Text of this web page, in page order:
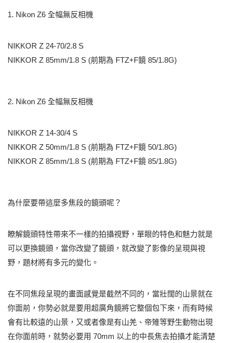
1. Nikon Z6 全幅無反相機
NIKKOR Z 24-70/2.8 S
NIKKOR Z 85mm/1.8 S (前期為 FTZ+F鏡 85/1.8G)
2. Nikon Z6 全幅無反相機
NIKKOR Z 14-30/4 S
NIKKOR Z 50mm/1.8 S (前期為 FTZ+F鏡 50/1.8G)
NIKKOR Z 85mm/1.8 S (前期為 FTZ+F鏡 85/1.8G)
為什麼要帶這麼多焦段的鏡頭呢？
瞭解鏡頭特性帶來不一樣的拍攝視野，單眼的特色和魅力就是
可以更換鏡頭，當你改變了鏡頭，就改變了影像的呈現與視
野，題材將有多元的變化。
在不同焦段呈現的畫面感覺是截然不同的，當壯闊的山景就在
你面前，你勢必就是要用超廣角鏡將它整個包下來，而有時候
會有比較遠的山景，又或者像是有山羌、帝雉等野生動物出現
在你面前時，就勢必要用 70mm 以上的中長焦去拍攝才能清楚